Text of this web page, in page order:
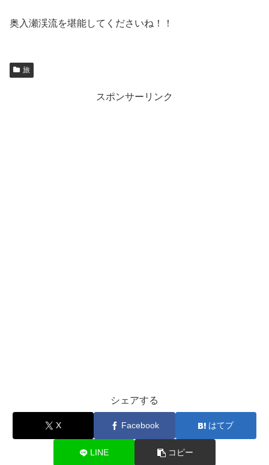
奥入瀬渓流を堪能してくださいね！！
旅
スポンサーリンク
シェアする
X Facebook はてブ
LINE コピー